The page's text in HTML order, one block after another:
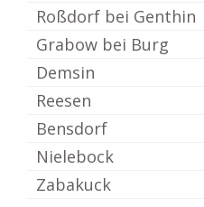
Roßdorf bei Genthin
Grabow bei Burg
Demsin
Reesen
Bensdorf
Nielebock
Zabakuck